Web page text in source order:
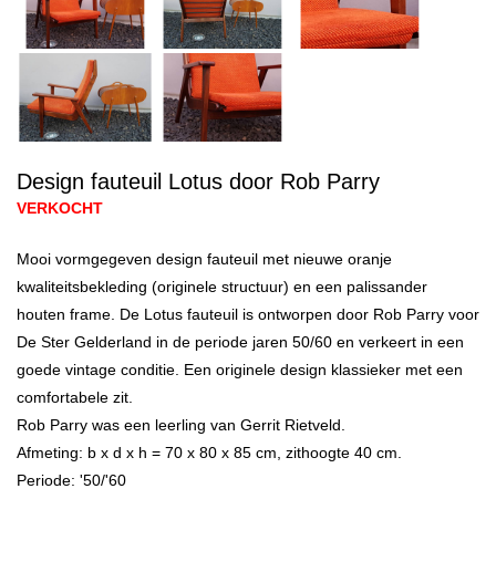
Design fauteuil Lotus door Rob Parry
VERKOCHT
Mooi vormgegeven design fauteuil met nieuwe oranje
kwaliteitsbekleding (originele structuur) en een palissander
houten frame. De Lotus fauteuil is ontworpen door Rob Parry voor
De Ster Gelderland in de periode jaren 50/60 en verkeert in een
goede vintage conditie. Een originele design klassieker met een
comfortabele zit.
Rob Parry was een leerling van Gerrit Rietveld.
Afmeting: b x d x h = 70 x 80 x 85 cm, zithoogte 40 cm.
Periode: '50/'60